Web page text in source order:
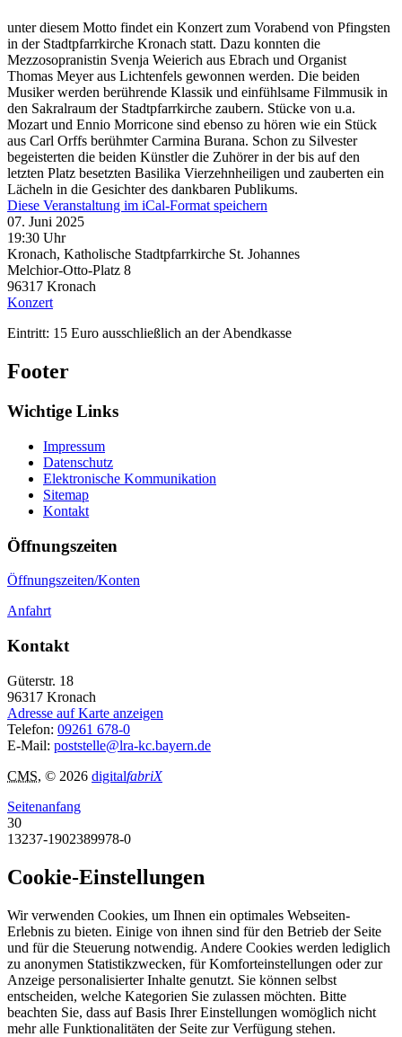
unter diesem Motto findet ein Konzert zum Vorabend von Pfingsten
in der Stadtpfarrkirche Kronach statt. Dazu konnten die
Mezzosopranistin Svenja Weierich aus Ebrach und Organist
Thomas Meyer aus Lichtenfels gewonnen werden. Die beiden
Musiker werden berührende Klassik und einfühlsame Filmmusik in
den Sakralraum der Stadtpfarrkirche zaubern. Stücke von u.a.
Mozart und Ennio Morricone sind ebenso zu hören wie ein Stück
aus Carl Orffs berühmter Carmina Burana. Schon zu Silvester
begeisterten die beiden Künstler die Zuhörer in der bis auf den
letzten Platz besetzten Basilika Vierzehnheiligen und zauberten ein
Lächeln in die Gesichter des dankbaren Publikums.
Diese Veranstaltung im iCal-Format speichern
07. Juni 2025
19:30 Uhr
Kronach, Katholische Stadtpfarrkirche St. Johannes
Melchior-Otto-Platz 8
96317 Kronach
Konzert
Eintritt: 15 Euro ausschließlich an der Abendkasse
Footer
Wichtige Links
Impressum
Datenschutz
Elektronische Kommunikation
Sitemap
Kontakt
Öffnungszeiten
Öffnungszeiten/Konten
Anfahrt
Kontakt
Güterstr. 18
96317 Kronach
Adresse auf Karte anzeigen
Telefon: 09261 678-0
E-Mail: poststelle@lra-kc.bayern.de
CMS, © 2026 digitalfabriX
Seitenanfang
30
13237-1902389978-0
Cookie-Einstellungen
Wir verwenden Cookies, um Ihnen ein optimales Webseiten-
Erlebnis zu bieten. Einige von ihnen sind für den Betrieb der Seite
und für die Steuerung notwendig. Andere Cookies werden lediglich
zu anonymen Statistikzwecken, für Komforteinstellungen oder zur
Anzeige personalisierter Inhalte genutzt. Sie können selbst
entscheiden, welche Kategorien Sie zulassen möchten. Bitte
beachten Sie, dass auf Basis Ihrer Einstellungen womöglich nicht
mehr alle Funktionalitäten der Seite zur Verfügung stehen.